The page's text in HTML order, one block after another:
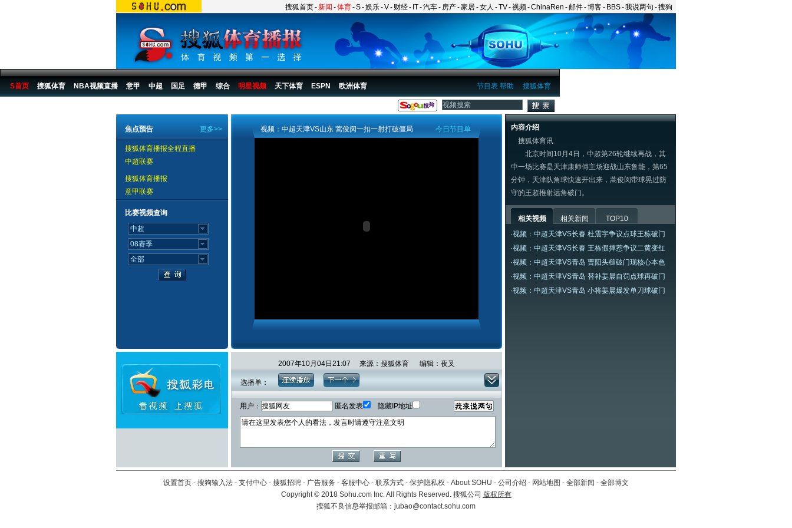
搜狐首页-新闻 -体育-S-娱乐-V- 财经- IT-汽车- 房产-家居-女人 -TV-视频-ChinaRen -邮件-博客- BBS-我说两句 -搜狗
搜狐体育
节目表 帮助
S首页 搜狐体育 NBA视频直播 意甲 中超 国足 德甲 综合 明星视频 天下体育 ESPN 欧洲体育
更多>>
焦点预告
搜狐体育播报全程直播
中超联赛
搜狐体育播报
意甲联赛
比赛视频查询
今日节目单
视频：中超天津VS山东 蒿俊闵一扣一射打破僵局
2007年10月04日21:07 来源：搜狐体育 编辑：夜叉
选播单：
用户： 匿名发表 隐藏IP地址
内容介绍
搜狐体育讯
北京时间10月4日，中超第26轮继续再战，其
中一场比赛是天津康师傅主场迎战山东鲁能，第65
分钟，天津队角球快速开出来，蒿俊闵带球晃过防
守的王超推射远角破门。
相关视频 相关新闻
TOP10
·视频：中超天津VS长春 杜震宇争议点球王栋破门
·视频：中超天津VS长春 王栋假摔惹争议二黄变红
·视频：中超天津VS青岛 曹阳头槌破门现核心本色
·视频：中超天津VS青岛 替补姜晨自罚点球再破门
·视频：中超天津VS青岛 小将姜晨爆发单刀球破门
设置首页 - 搜狗输入法 - 支付中心 - 搜狐招聘 - 广告服务 - 客服中心 - 联系方式 - 保护隐私权 - About SOHU - 公司介绍 - 网站地图 - 全部新闻 - 全部博文
Copyright©2018 Sohu.com Inc. All Rights Reserved. 搜狐公司 版权所有
搜狐不良信息举报邮箱： jubao@contact.sohu.com